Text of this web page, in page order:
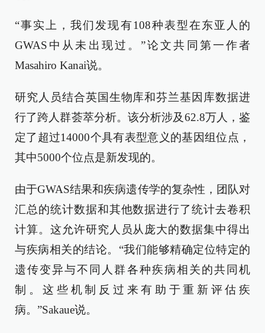
“事实上，我们发现有108种表型在东亚人的
GWAS中从未出现过。”论文共同第一作者
Masahiro Kanai说。
研究人员结合英国生物库和芬兰基因库数据进
行了跨人群荟萃分析。该分析涉及62.8万人，鉴
定了超过14000个具有表型意义的基因组位点，
其中5000个位点是新发现的。
由于GWAS结果和疾病遗传学的复杂性，团队对
汇总的统计数据和其他数据进行了统计去卷积
计算。这允许研究人员从庞大的数据集中得出
与疾病相关的结论。“我们能够精确定位特定的
遗传变异与不同人群各种疾病相关的共同机
制。这些机制反过来有助于重新评估疾
病。”Sakaue说。